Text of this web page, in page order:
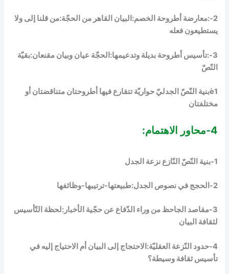
2-: معارضة أطروحة الخصم:البيان القاهر من الحجّة:من قلنا إلى ولا
يستطيعون فعله
3-: تأسيس أطروحة بديلة وتدعيمها:الحجّة عيان وبيان مقنعان:بقيّة
النّصّ
è1بنية النّصّ الجدليّ حواريّة تتقارع فيها أطروحتان متناقضتان أو
مختلفتان
4-محاور الاهتمام:
1-بنية النّصّ النّازع نزعة الجدل
2-الحجج في نصوص الجدل:طبيعتها-ترتيبها-وظائفها
3-مقاصد الجاحظ من وراء الدّفاع عن حجّية الأخبار:لحظة التّأسيس
لثقافة البيان
4-حدود النّزعة العقليّة:الاحتجاج إلى البيان أم الاحتياج إليه في
تأسيس ثقافة وسيطة؟